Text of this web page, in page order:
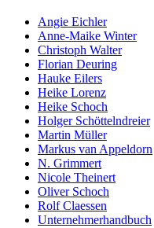
Angie Eichler
Anne-Maike Winter
Christoph Walter
Florian Deuring
Hauke Eilers
Heike Lorenz
Heike Schoch
Holger Schöttelndreier
Martin Müller
Markus van Appeldorn
N. Grimmert
Nicole Theinert
Oliver Schoch
Rolf Claessen
Unternehmerhandbuch